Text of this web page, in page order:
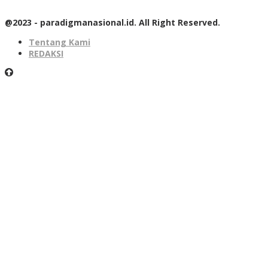
@2023 - paradigmanasional.id. All Right Reserved.
Tentang Kami
REDAKSI